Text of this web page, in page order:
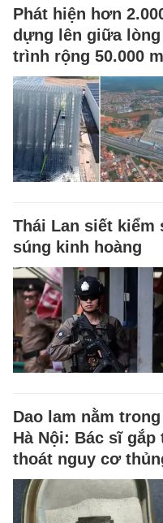
Phát hiện hơn
dựng lên giữa
trình rộng 50.000
Thái Lan siết kiểm
súng kinh hoàng
Dao lam nằm
Hà Nội: Bác sĩ
thoát nguy cơ